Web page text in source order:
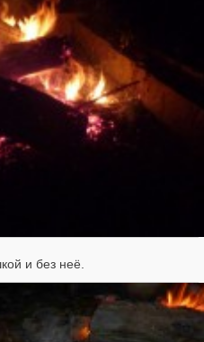
и без неё.